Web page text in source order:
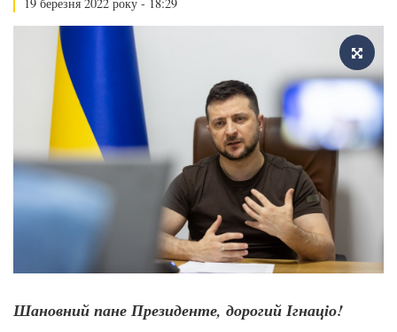
Шановний пане Президенте, дорогий Ігнаціо!